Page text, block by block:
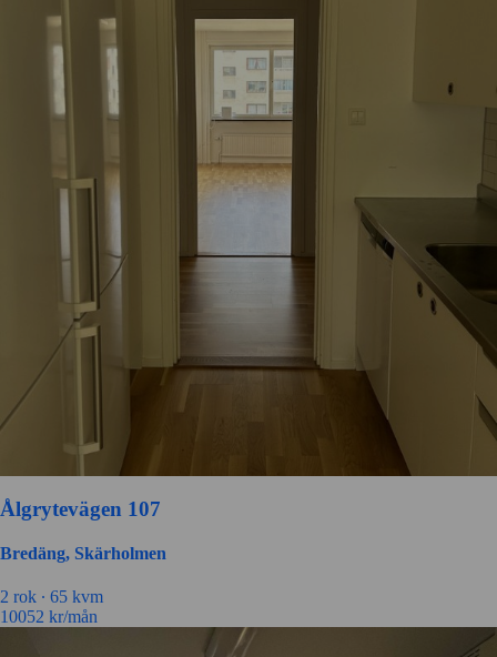
Ålgrytevägen 107
Bredäng, Skärholmen
2 rok ∙ 65 kvm
10052 kr/mån